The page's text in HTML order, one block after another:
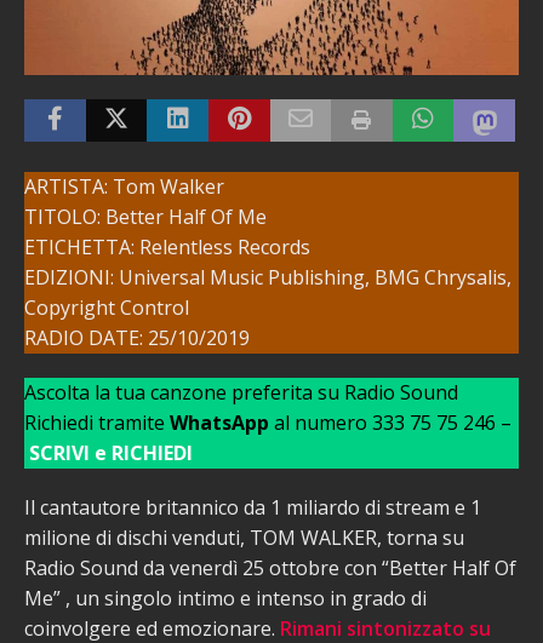
ARTISTA: Tom Walker
TITOLO: Better Half Of Me
ETICHETTA: Relentless Records
EDIZIONI: Universal Music Publishing, BMG Chrysalis,
Copyright Control
RADIO DATE: 25/10/2019
Ascolta la tua canzone preferita su Radio Sound
Richiedi tramite WhatsApp al numero 333 75 75 246 –
SCRIVI e RICHIEDI
Il cantautore britannico da 1 miliardo di stream e 1
milione di dischi venduti, TOM WALKER, torna su
Radio Sound da venerdì 25 ottobre con “Better Half Of
Me” , un singolo intimo e intenso in grado di
coinvolgere ed emozionare. Rimani sintonizzato su